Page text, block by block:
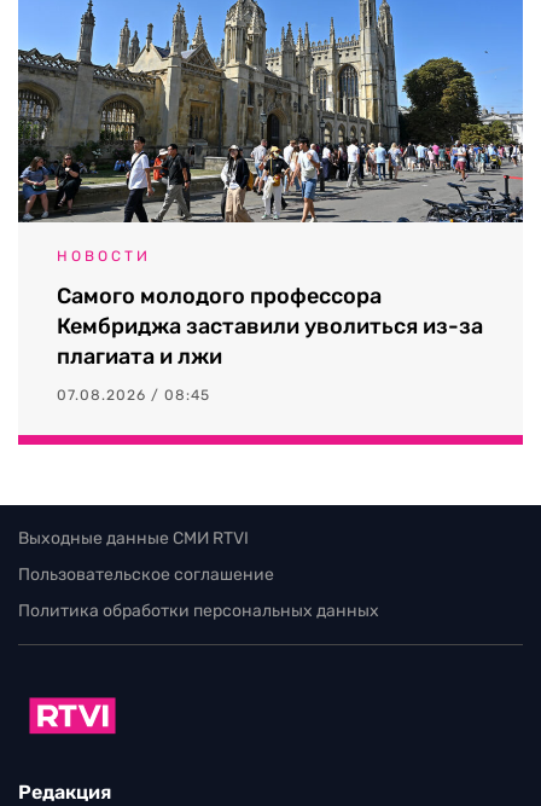
НОВОСТИ
Самого молодого профессора
Кембриджа заставили уволиться из-за
плагиата и лжи
07.08.2026 / 08:45
Выходные данные СМИ RTVI
Пользовательское соглашение
Политика обработки персональных данных
Редакция